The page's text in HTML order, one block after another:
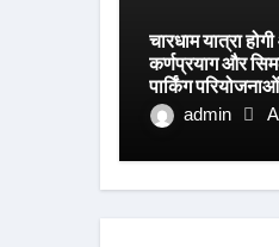
चारधाम यात्रा
कर्णप्रयाग और
पार्किंग
रफ्तारadmin